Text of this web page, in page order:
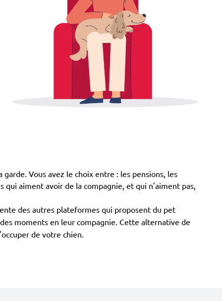
Vous avez le choix entre : les pensions, les
qui aiment avoir de la compagnie, et qui n'aiment pas,
des autres plateformes qui proposent du pet
moments en leur compagnie. Cette alternative de
de votre chien.